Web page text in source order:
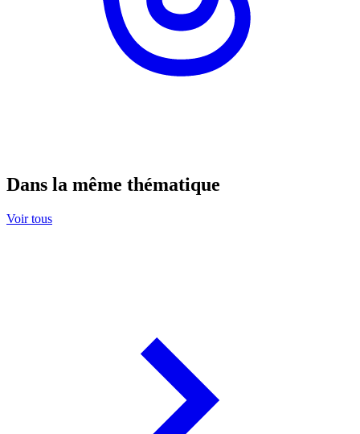
Dans la même thématique
Voir tous